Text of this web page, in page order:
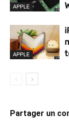
APPLE
APPLE
Partager un